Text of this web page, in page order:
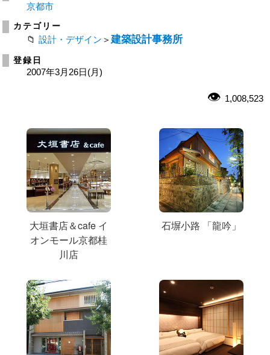
京都市
カテゴリー
設計・デザイン ＞ 建築設計事務所
登録日
2007年3月26日(月)
1,008,523
大垣書店＆cafe イ
オンモール京都桂
川店
石塀小路 「龍吟」